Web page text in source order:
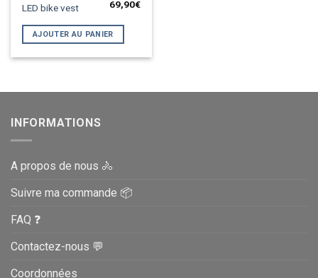
LED bike vest 69,90€
AJOUTER AU PANIER
INFORMATIONS
A propos de nous 🚴
Suivre ma commande 📦
FAQ ❓
Contactez-nous 💬
Coordonnées